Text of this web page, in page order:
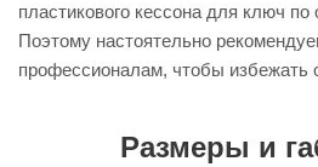
пластикового кессона для ключ
Поэтому настоятельно
профессионалам, чтобы избежать
Размеры и